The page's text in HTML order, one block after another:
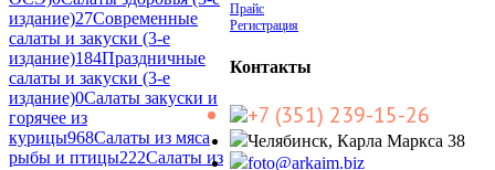
издание)27Современные
салаты и закуски (3-е
издание)184Праздничные
салаты и закуски (3-е
издание)0Салаты закуски и
горячее из
курицы968Салаты из мяса
рыбы и птицы222Салаты из
Прайс
Регистрация
Контакты
+7 (351) 239-15-26
Челябинск, Карла Маркса 38
foto@arkaim.biz